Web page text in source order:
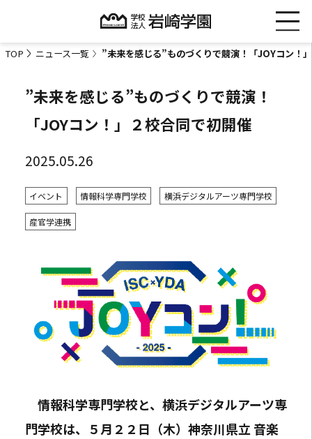
TOP ニュース一覧 ”未来を感じる”ものづくりで競演！「JOYコン！
”未来を感じる”ものづくりで競演！
「JOYコン！」２校合同で初開催
2025.05.26
イベント 情報科学専門学校 横浜デジタルアーツ専門学校
産官学連携
情報科学専門学校と、横浜デジタルアーツ専
門学校は、５月２２日（木）神奈川県立 音楽